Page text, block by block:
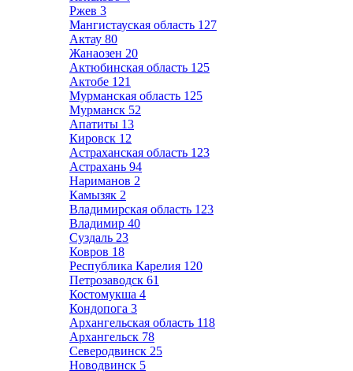
Ржев 3
Мангистауская область 127
Актау 80
Жанаозен 20
Актюбинская область 125
Актобе 121
Мурманская область 125
Мурманск 52
Апатиты 13
Кировск 12
Астраханская область 123
Астрахань 94
Нариманов 2
Камызяк 2
Владимирская область 123
Владимир 40
Суздаль 23
Ковров 18
Республика Карелия 120
Петрозаводск 61
Костомукша 4
Кондопога 3
Архангельская область 118
Архангельск 78
Северодвинск 25
Новодвинск 5